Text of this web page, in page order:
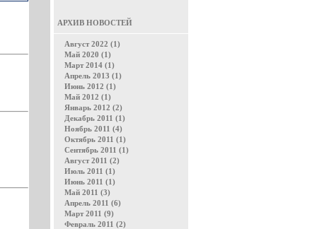
АРХИВ НОВОСТЕЙ
Август 2022 (1)
Май 2020 (1)
Март 2014 (1)
Апрель 2013 (1)
Июнь 2012 (1)
Май 2012 (1)
Январь 2012 (2)
Декабрь 2011 (1)
Ноябрь 2011 (4)
Октябрь 2011 (1)
Сентябрь 2011 (1)
Август 2011 (2)
Июль 2011 (1)
Июнь 2011 (1)
Май 2011 (3)
Апрель 2011 (6)
Март 2011 (9)
Февраль 2011 (2)